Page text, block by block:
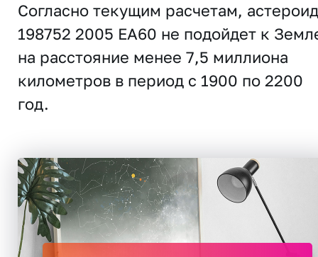
Согласно текущим расчетам, астероид
198752 2005 EA60 не подойдет к
на расстояние менее 7,5 миллиона
километров в период с 1900 по 2200
год.